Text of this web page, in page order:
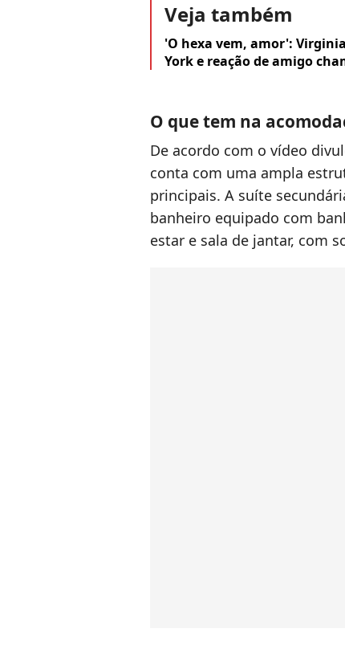
Veja também
'O hexa vem, amor':
York e reação de amigo
O que tem na
De acordo com o vídeo
conta com uma ampla
principais. A suíte
banheiro equipado com
estar e sala de jantar, com